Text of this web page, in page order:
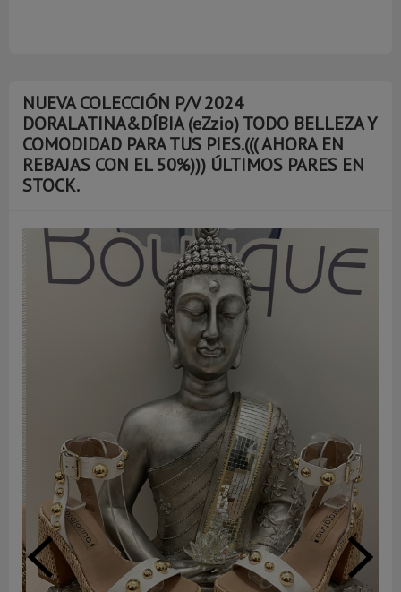
NUEVA COLECCIÓN P/V 2024
DORALATINA&DÍBIA (eZzio) TODO BELLEZA Y
COMODIDAD PARA TUS PIES.((( AHORA EN
REBAJAS CON EL 50%))) ÚLTIMOS PARES EN
STOCK.